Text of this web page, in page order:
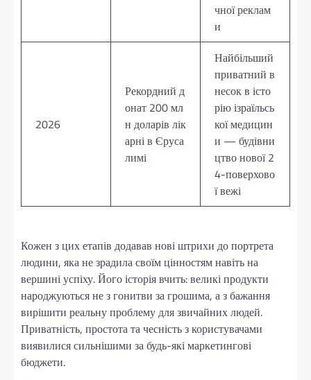
чної реклам
и
2026
Рекордний д
онат 200 мл
н доларів лік
арні в Єруса
лимі
Найбільший
приватний в
несок в істо
рію ізраїльсь
кої медицин
и — будівни
цтво нової 2
4-поверхово
ї вежі
Кожен з цих етапів додавав нові штрихи до портрета
людини, яка не зрадила своїм цінностям навіть на
вершині успіху. Його історія вчить: великі продукти
народжуються не з гонитви за грошима, а з бажання
вирішити реальну проблему для звичайних людей.
Приватність, простота та чесність з користувачами
виявилися сильнішими за будь-які маркетингові
бюджети.